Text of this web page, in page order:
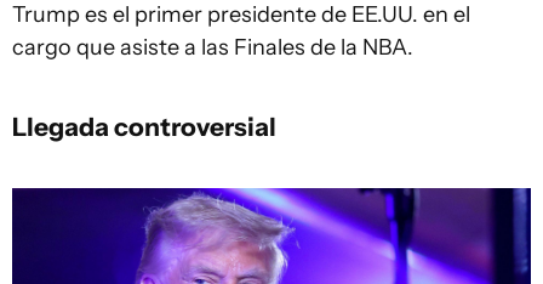
Trump es el primer presidente de EE.UU. en el
cargo que asiste a las Finales de la NBA.
Llegada controversial